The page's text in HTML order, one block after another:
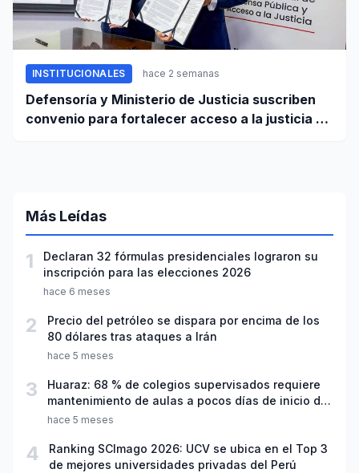
INSTITUCIONALES hace 2 semanas
Defensoría y Ministerio de Justicia suscriben
convenio para fortalecer acceso a la justicia a
Más Leídas
1
Declaran 32 fórmulas presidenciales lograron su
inscripción para las elecciones 2026
hace 6 meses
2
Precio del petróleo se dispara por encima de los
80 dólares tras ataques a Irán
hace 5 meses
3
Huaraz: 68 % de colegios supervisados requiere
mantenimiento de aulas a pocos días de inicio del
año escolar 2026
hace 5 meses
4
Ranking SCImago 2026: UCV se ubica en el Top 3
de mejores universidades privadas del Perú